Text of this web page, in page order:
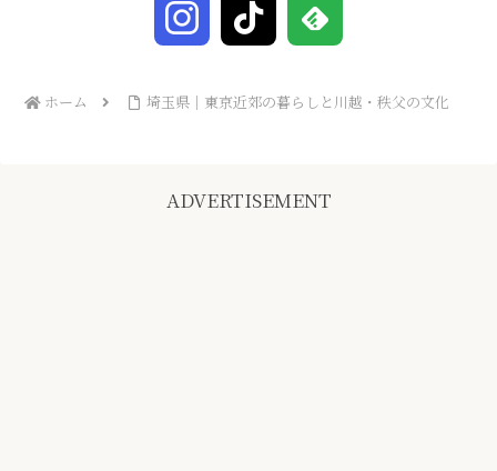
ホーム 埼玉県｜東京近郊の暮らしと川越・秩父の文化
ADVERTISEMENT